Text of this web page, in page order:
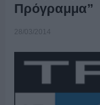
Πρόγραμμα”
28/03/2014